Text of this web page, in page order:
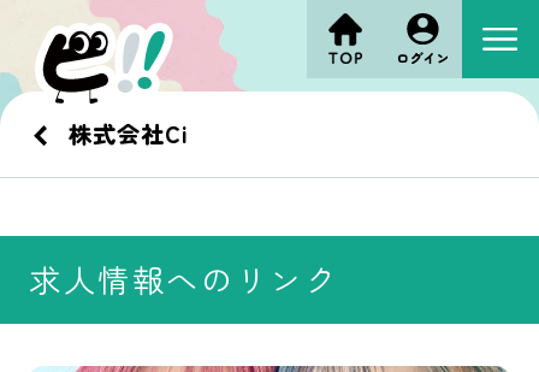
株式会社Ci
求人情報へのリンク